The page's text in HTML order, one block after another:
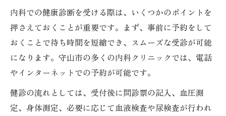
内科での健康診断を受ける際は、いくつかのポイントを
押さえておくことが重要です。まず、事前に予約をして
おくことで待ち時間を短縮でき、スムーズな受診が可能
になります。守山市の多くの内科クリニックでは、電話
やインターネットでの予約が可能です。
健診の流れとしては、受付後に問診票の記入、血圧測
定、身体測定、必要に応じて血液検査や尿検査が行われ